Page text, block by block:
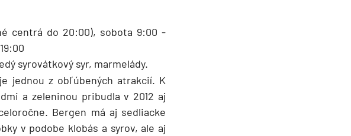
centrá do 20:00), sobota 9:00 -
syrovátkový syr, marmelády.
jednou z obľúbených atrakcií. K
a zeleninou pribudla v 2012 aj
Bergen má aj sedliacke
v podobe klobás a syrov, ale aj